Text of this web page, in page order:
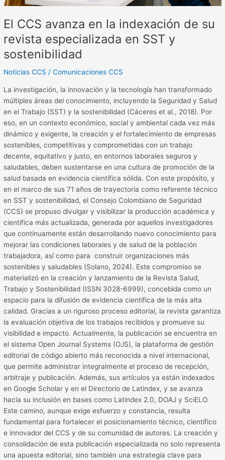
El CCS avanza en la indexación de su
revista especializada en SST y
sostenibilidad
Noticias CCS /Comunicaciones CCS
La investigación, la innovación y la tecnología han transformado
múltiples áreas del conocimiento, incluyendo la Seguridad y Salud
en el Trabajo (SST) y la sostenibilidad (Cáceres et al., 2018). Por
eso, en un contexto económico, social y ambiental cada vez más
dinámico y exigente, la creación y el fortalecimiento de empresas
sostenibles, competitivas y comprometidas con un trabajo
decente, equitativo y justo, en entornos laborales seguros y
saludables, deben sustentarse en una cultura de promoción de la
salud basada en evidencia científica sólida. Con este propósito, y
en el marco de sus 71 años de trayectoria como referente técnico
en SST y sostenibilidad, el Consejo Colombiano de Seguridad
(CCS) se propuso divulgar y visibilizar la producción académica y
científica más actualizada, generada por aquellos investigadores
que continuamente están desarrollando nuevo conocimiento para
mejorar las condiciones laborales y de salud de la población
trabajadora, así como para construir organizaciones más
sostenibles y saludables (Solano, 2024). Este compromiso se
materializó en la creación y lanzamiento de la Revista Salud,
Trabajo y Sostenibilidad (ISSN 3028-6999), concebida como un
espacio para la difusión de evidencia científica de la más alta
calidad. Gracias a un riguroso proceso editorial, la revista garantiza
la evaluación objetiva de los trabajos recibidos y promueve su
visibilidad e impacto. Actualmente, la publicación se encuentra en
el sistema Open Journal Systems (OJS), la plataforma de gestión
editorial de código abierto más reconocida a nivel internacional,
que permite administrar integralmente el proceso de recepción,
arbitraje y publicación. Además, sus artículos ya están indexados
en Google Scholar y en el Directorio de Latindex, y se avanza
hacia su inclusión en bases como Latindex 2.0, DOAJ y SciELO.
Este camino, aunque exige esfuerzo y constancia, resulta
fundamental para fortalecer el posicionamiento técnico, científico
e innovador del CCS y de su comunidad de autores. La creación y
consolidación de esta publicación especializada no solo representa
una apuesta editorial, sino también una estrategia clave para
en
y
sostenibilidad